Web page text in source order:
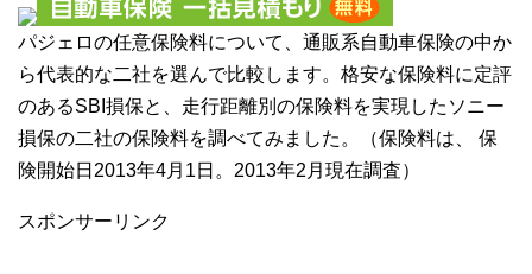
パジェロの任意保険料について、通販系自動車保険の中か
ら代表的な二社を選んで比較します。格安な保険料に定評
のあるSBI損保と、走行距離別の保険料を実現したソニー
損保の二社の保険料を調べてみました。（保険料は、 保
険開始日2013年4月1日。2013年2月現在調査）
スポンサーリンク